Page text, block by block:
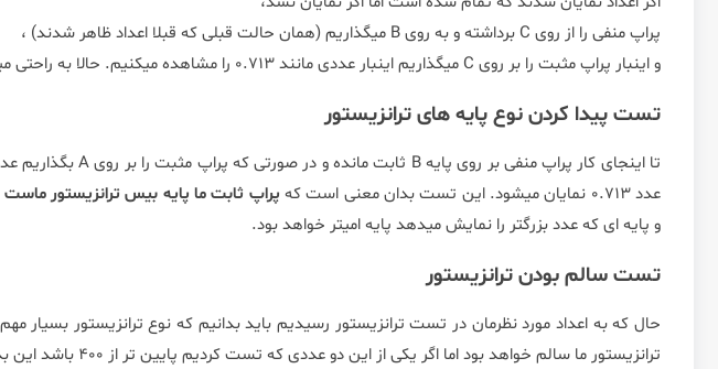
پراپ منفی را از روی C برداشته و به روی B میگذاریم (همان حالت قبلی که قبلا اعداد ظاهر شدند) ،
و اینبار پراپ مثبت را بر روی C میگذاریم اینبار عددی مانند ۰.۷۱۳ را مشاهده میکنیم. حالا به راحتی میتوان به نتایج زیر دست یافت.
تست پیدا کردن نوع پایه های ترانزیستور
عدد ۰.۷۱۳ نمایان میشود. این تست بدان معنی است که
پراپ ثابت ما پایه بیس ترانزیستور ماست
و پایه ای که عدد بزرگتر را نمایش میدهد پایه امیتر خواهد بود.
تست سالم بودن ترانزیستور
ترانزیستور ما سالم خواهد بود اما اگر یکی از این دو عددی که تست کردیم پایین تر از ۴۰۰ باشد این بدان معنیست که ترانزیستور ضعیف و یا معیوب شده است.